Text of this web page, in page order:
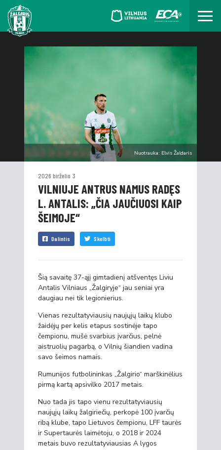
Nuotrauka: Elvis Žaldaris
2026 birželio 3
VILNIUJE ANTRUS NAMUS RADĘS
L. ANTALIS: „ČIA JAUČIUOSI KAIP
ŠEIMOJE“
Dalintis Skelbti
Šią savaitę 37-ąjį gimtadienį atšventęs Liviu
Antalis Vilniaus „Žalgiryje“ jau seniai yra
daugiau nei tik legionierius.
Vienas rezultatyviausių naujųjų laikų klubo
žaidėjų per kelis etapus sostinėje tapo
čempionu, mušė svarbius įvarčius, pelnė
aistruolių pagarbą, o Vilnių šiandien vadina
savo šeimos namais.
Rumunijos futbolininkas „Žalgirio“ marškinėlius
pirmą kartą apsivilko 2017 metais.
Nuo tada jis tapo vienu rezultatyviausių
naujųjų laikų žalgiriečių, perkopė 100 įvarčių
ribą klube, tapo Lietuvos čempionu, LFF taurės
ir Supertaurės laimėtoju, o 2018 ir 2024
metais buvo rezultatyviausias A lygos